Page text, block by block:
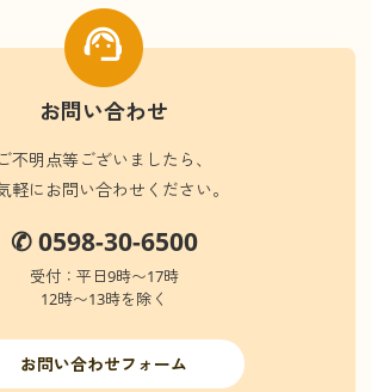
お問い合わせ
ご不明点等ございましたら、
軽にお問い合わせください。
✆ 0598-30-6500
受付：平日9時〜17時
12時〜13時を除く
お問い合わせフォーム